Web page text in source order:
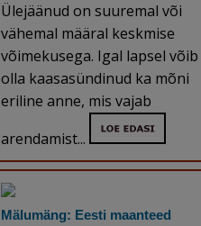
Ülejäänud on suuremal või
vähemal määral keskmise
võimekusega. Igal lapsel võib
olla kaasasündinud ka mõni
eriline anne, mis vajab
arendamist...
Mälumäng: Eesti maanteed